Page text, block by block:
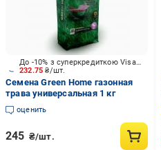
232.75₴/шт.
До -10% з суперкредиткою Visa Вигода
Семена Green Home газонная
трава универсальная 1 кг
оценить
245 ₴/шт.